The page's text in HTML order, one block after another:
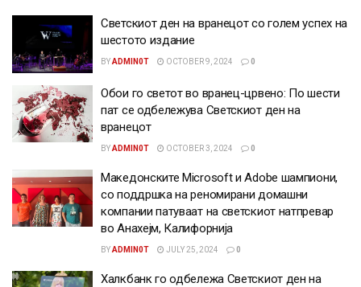
Светскиот ден на вранецот со голем успех на
шестото издание
BYADMIN0T OCTOBER 9, 2024 0
Обои го светот во вранец-црвено: По шести
пат се одбележува Светскиот ден на
вранецот
BYADMIN0T OCTOBER 3, 2024 0
Македонските Microsoft и Adobe шампиони,
со поддршка на реномирани домашни
компании патуваат на светскиот натпревар
во Анахејм, Калифорнија
BYADMIN0T JULY 25, 2024 0
Халкбанк го одбележа Светскиот ден на